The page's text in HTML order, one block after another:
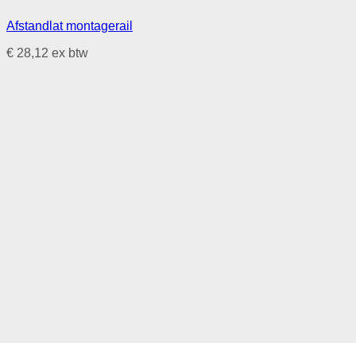
Afstandlat montagerail
€ 28,12 ex btw